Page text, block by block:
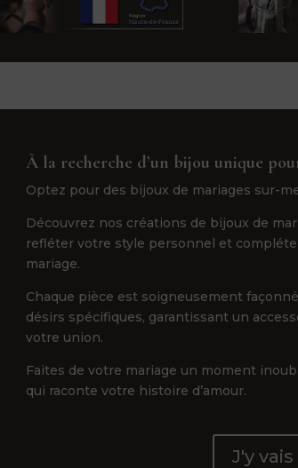
À la recherche d’un bijou unique
Optez pour des bijoux de mariages sur-
Découvrez nos créations de bijoux de
refléter votre style personnel et
mariage.
Chaque pièce est soigneusement
désirs spécifiques, garantissant un
votre union.
Faites de votre mariage un moment
qui raconte votre histoire d’amour.
J'y vais